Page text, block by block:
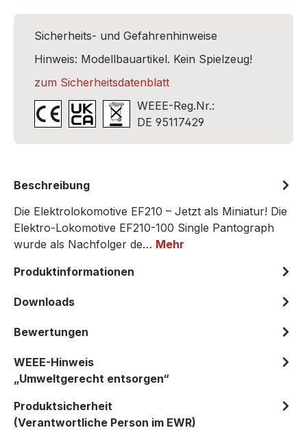
Sicherheits- und Gefahrenhinweise
Hinweis: Modellbauartikel. Kein Spielzeug!
zum Sicherheitsdatenblatt
WEEE-Reg.Nr.:
DE 95117429
Beschreibung
Die Elektrolokomotive EF210 – Jetzt als Miniatur! Die
Elektro-Lokomotive EF210-100 Single Pantograph
wurde als Nachfolger de… Mehr
Produktinformationen
Downloads
Bewertungen
WEEE-Hinweis
„Umweltgerecht entsorgen“
Produktsicherheit
(Verantwortliche Person im EWR)